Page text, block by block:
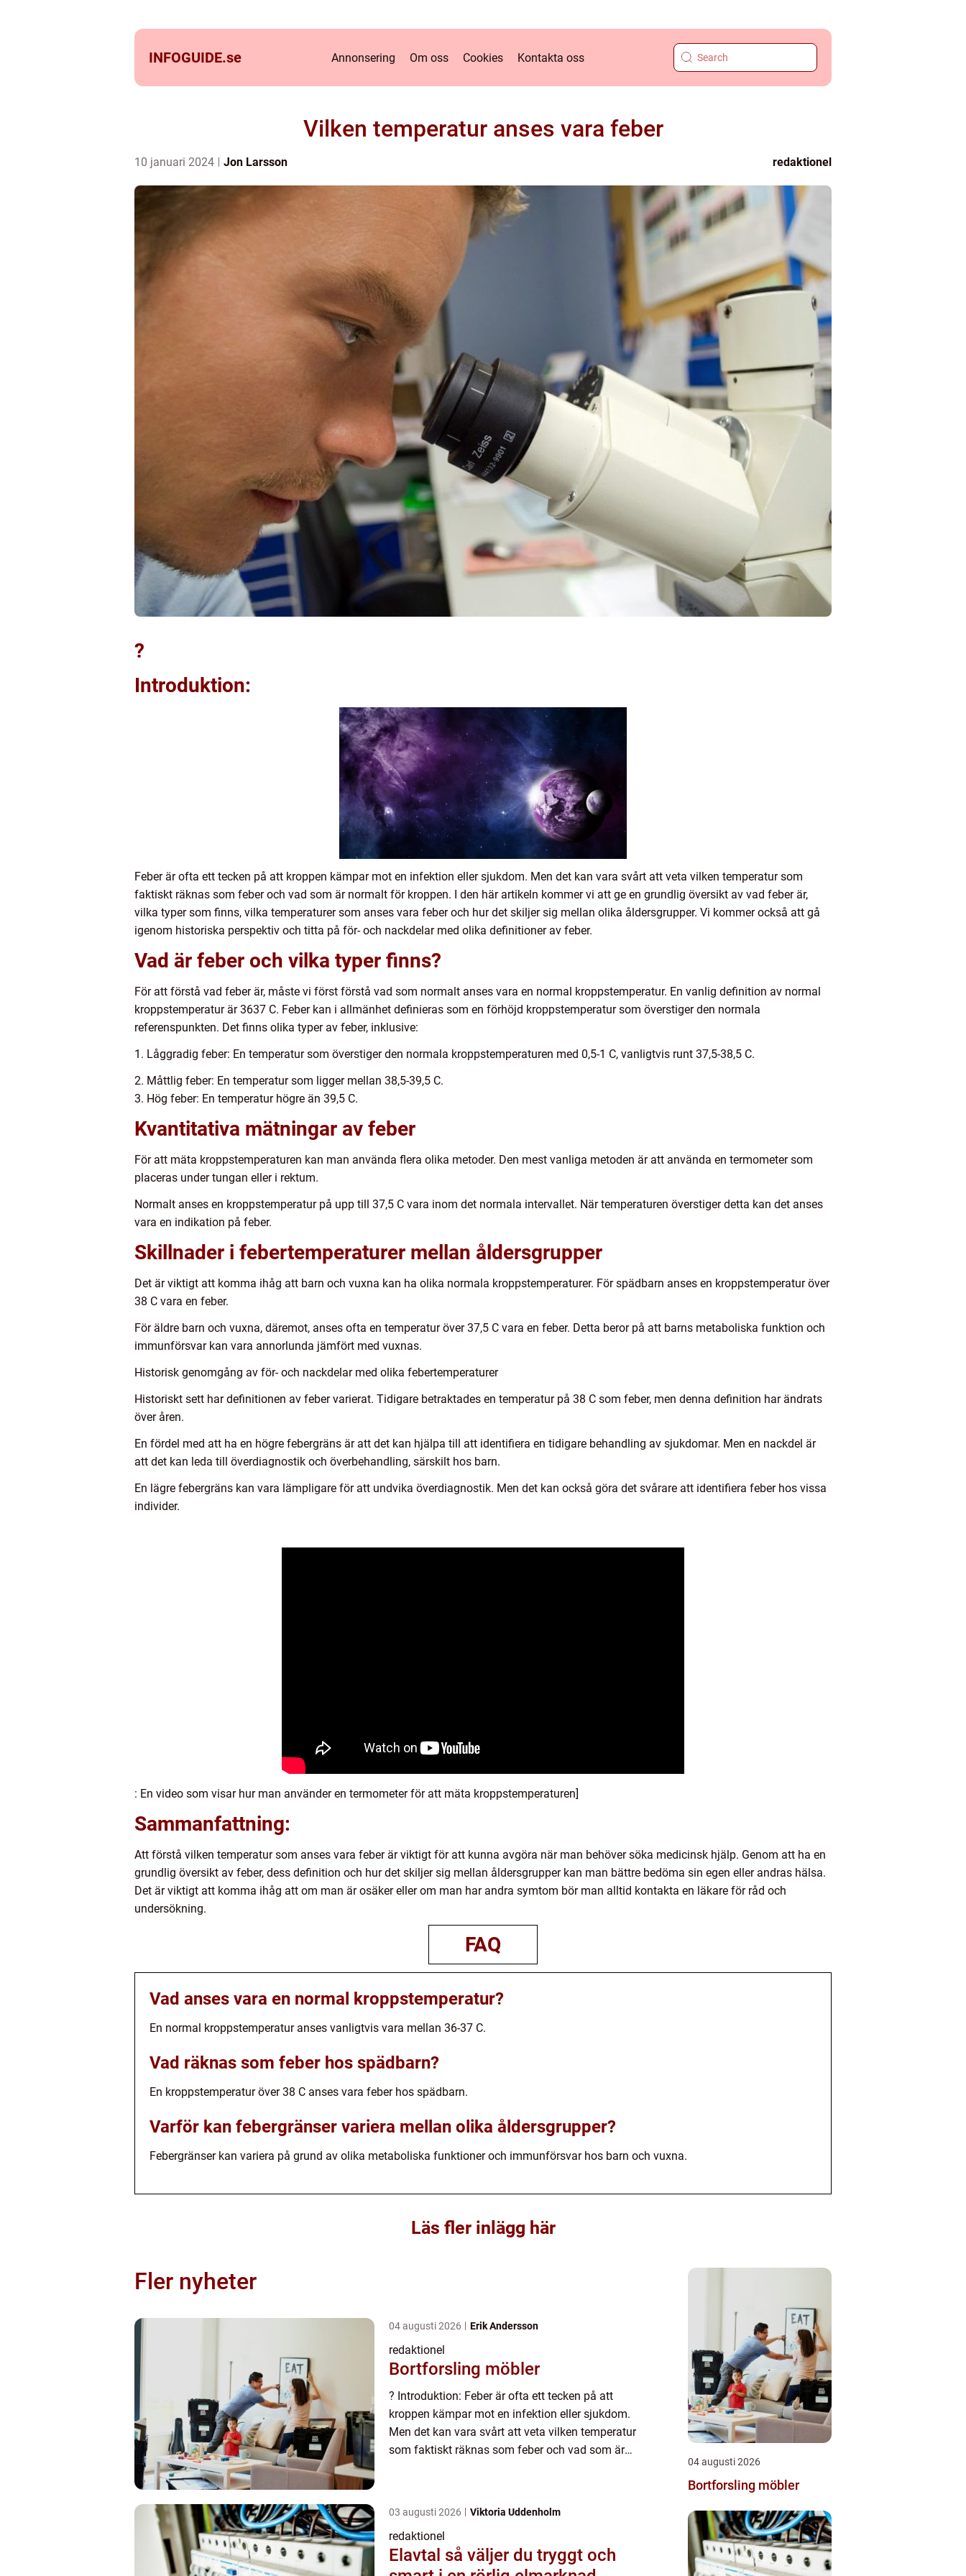
INFOGUIDE.se Annonsering Om oss Cookies Kontakta oss
Vilken temperatur anses vara feber
10 januari 2024 Jon Larsson redaktionel
?
Introduktion:
Feber är ofta ett tecken på att kroppen kämpar mot en infektion eller sjukdom. Men det kan vara svårt att veta vilken temperatur som
faktiskt räknas som feber och vad som är normalt för kroppen. I den här artikeln kommer vi att ge en grundlig översikt av vad feber är,
vilka typer som finns, vilka temperaturer som anses vara feber och hur det skiljer sig mellan olika åldersgrupper. Vi kommer också att gå
igenom historiska perspektiv och titta på för- och nackdelar med olika definitioner av feber.
Vad är feber och vilka typer finns?
För att förstå vad feber är, måste vi först förstå vad som normalt anses vara en normal kroppstemperatur. En vanlig definition av normal
kroppstemperatur är 3637 C. Feber kan i allmänhet definieras som en förhöjd kroppstemperatur som överstiger den normala
referenspunkten. Det finns olika typer av feber, inklusive:
1. Låggradig feber: En temperatur som överstiger den normala kroppstemperaturen med 0,5-1 C, vanligtvis runt 37,5-38,5 C.
2. Måttlig feber: En temperatur som ligger mellan 38,5-39,5 C.
3. Hög feber: En temperatur högre än 39,5 C.
Kvantitativa mätningar av feber
För att mäta kroppstemperaturen kan man använda flera olika metoder. Den mest vanliga metoden är att använda en termometer som
placeras under tungan eller i rektum.
Normalt anses en kroppstemperatur på upp till 37,5 C vara inom det normala intervallet. När temperaturen överstiger detta kan det anses
vara en indikation på feber.
Skillnader i febertemperaturer mellan åldersgrupper
Det är viktigt att komma ihåg att barn och vuxna kan ha olika normala kroppstemperaturer. För spädbarn anses en kroppstemperatur över
38 C vara en feber.
För äldre barn och vuxna, däremot, anses ofta en temperatur över 37,5 C vara en feber. Detta beror på att barns metaboliska funktion och
immunförsvar kan vara annorlunda jämfört med vuxnas.
Historisk genomgång av för- och nackdelar med olika febertemperaturer
Historiskt sett har definitionen av feber varierat. Tidigare betraktades en temperatur på 38 C som feber, men denna definition har ändrats
över åren.
En fördel med att ha en högre febergräns är att det kan hjälpa till att identifiera en tidigare behandling av sjukdomar. Men en nackdel är
att det kan leda till överdiagnostik och överbehandling, särskilt hos barn.
En lägre febergräns kan vara lämpligare för att undvika överdiagnostik. Men det kan också göra det svårare att identifiera feber hos vissa
individer.
: En video som visar hur man använder en termometer för att mäta kroppstemperaturen]
Sammanfattning:
Att förstå vilken temperatur som anses vara feber är viktigt för att kunna avgöra när man behöver söka medicinsk hjälp. Genom att ha en
grundlig översikt av feber, dess definition och hur det skiljer sig mellan åldersgrupper kan man bättre bedöma sin egen eller andras hälsa.
Det är viktigt att komma ihåg att om man är osäker eller om man har andra symtom bör man alltid kontakta en läkare för råd och
undersökning.
FAQ
Vad anses vara en normal kroppstemperatur?
En normal kroppstemperatur anses vanligtvis vara mellan 36-37 C.
Vad räknas som feber hos spädbarn?
En kroppstemperatur över 38 C anses vara feber hos spädbarn.
Varför kan febergränser variera mellan olika åldersgrupper?
Febergränser kan variera på grund av olika metaboliska funktioner och immunförsvar hos barn och vuxna.
Läs fler inlägg här
Fler nyheter
04 augusti 2026 Erik Andersson
redaktionel
Bortforsling möbler
? Introduktion: Feber är ofta ett tecken på att
kroppen kämpar mot en infektion eller sjukdom.
Men det kan vara svårt att veta vilken temperatur
som faktiskt räknas som feber och vad som är
03 augusti 2026 Viktoria Uddenholm
redaktionel
Elavtal så väljer du tryggt och
04 augusti 2026
Bortforsling möbler